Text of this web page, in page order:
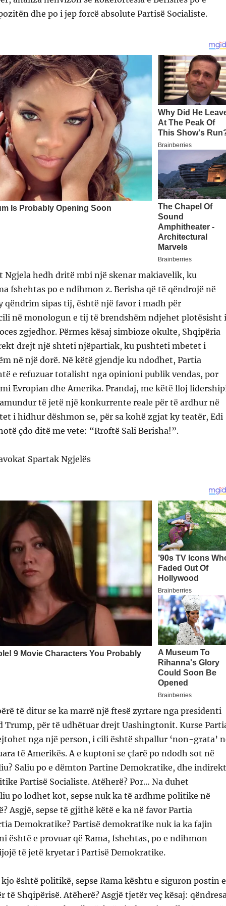
dhe po i jep forcë absolute Partisë Socialiste.
Ngjela hedh dritë mbi një skenar makiavelik, ku
fshehtas po e ndihmon z. Berisha që të qëndrojë në
qëndrim sipas tij, është një favor i madh për
në monologun e tij të brendshëm ndjehet plotësisht i
zgjedhor. Përmes kësaj simbioze okulte, Shqipëria
drejt një shteti njëpartiak, ku pushteti mbetet i
në një dorë. Në këtë gjendje ku ndodhet, Partia
e refuzuar totalisht nga opinioni publik vendas, por
Evropian dhe Amerika. Prandaj, me këtë lloj
të jetë një konkurrente reale për të ardhur në
i hidhur dëshmon se, për sa kohë zgjat ky teatër, Edi
çdo ditë me vete: “Rroftë Sali Berisha!”.
Spartak Ngjelës
të ditur se ka marrë një ftesë zyrtare nga presidenti
Trump, për të udhëtuar drejt Uashingtonit. Kurse
nga një person, i cili është shpallur ‘non-grata’
të Amerikës. A e kuptoni se çfarë po ndodh sot në
Saliu po e dëmton Partine Demokratike, dhe indirekt
Partisë Socialiste. Atëherë? Por… Na duhet
po lodhet kot, sepse nuk ka të ardhme politike në
Asgjë, sepse të gjithë këtë e ka në favor Partia
Demokratike? Partisë demokratike nuk ia ka fajin
është e provuar që Rama, fshehtas, po e ndihmon
të jetë kryetar i Partisë Demokratike.
është politikë, sepse Rama kështu e siguron postin e
Shqipërisë. Atëherë? Asgjë tjetër veç kësaj: